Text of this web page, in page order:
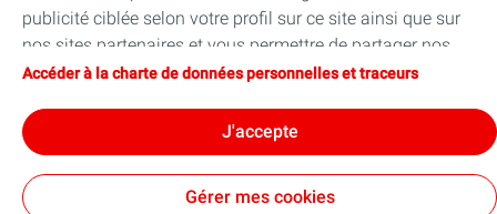
publicité ciblée selon votre profil sur ce site ainsi que sur
nos sites partenaires et vous permettre de partager nos
contenus sur les réseaux sociaux. Vous pouvez à tout
sur le bouton « Gérer mes cookies ». En cliquant sur le
bouton « J’accepte », vous acceptez le dépôt de
l’ensemble des cookies. Dans le cas où vous cliquez sur
« Je refuse », seuls les cookies techniques nécessaires au
Accéder à la charte de données personnelles et traceurs
J'accepte
Gérer mes cookies